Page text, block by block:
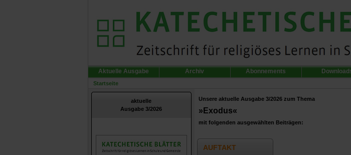
Aktuelle Ausgabe Archiv Abonnements
Startseite
aktuelle
Ausgabe 3/2026
Unsere aktuelle Ausgabe 3/2026 zum Thema
»Exodus«
mit folgenden ausgewählten Beiträgen:
AUFTAKT